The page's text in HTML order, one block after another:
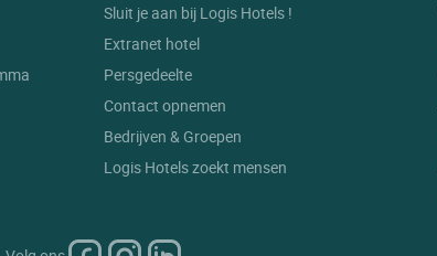
Sluit je aan bij Logis Hotels !
Extranet hotel
Persgedeelte
Contact opnemen
Bedrijven & Groepen
Logis Hotels zoekt mensen